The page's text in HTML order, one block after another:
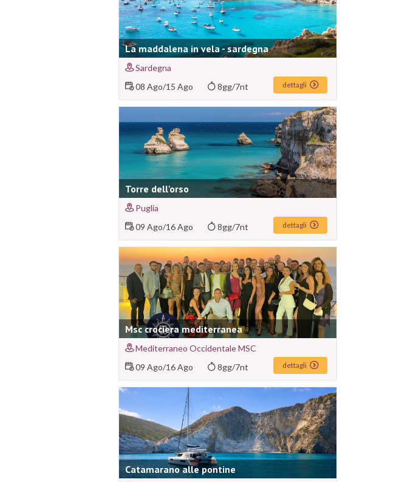
La maddalena in vela - sardegna
Sardegna
08 Ago/15 Ago 8gg/7nt dettagli
Torre dell'orso
Puglia
09 Ago/16 Ago 8gg/7nt dettagli
Msc crociera mediterranea
Mediterraneo Occidentale MSC
09 Ago/16 Ago 8gg/7nt dettagli
Catamarano alle pontine